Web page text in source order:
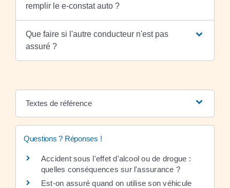
remplir le e-constat auto ?
Que faire si l'autre conducteur n'est pas
assuré ?
Textes de référence
Questions ? Réponses !
Accident sous l'effet d'alcool ou de drogue :
quelles conséquences sur l'assurance ?
Est-on assuré quand on utilise son véhicule